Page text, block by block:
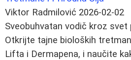
Viktor Radmilović 2026-02-02
Sveobuhvatan vodič kroz svet
Otkrijte tajne bioloških
Lifta i Dermapena, i naučite